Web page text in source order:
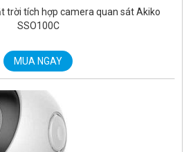
trời tích hợp camera quan sát Akiko
SSO100C
MUA NGAY